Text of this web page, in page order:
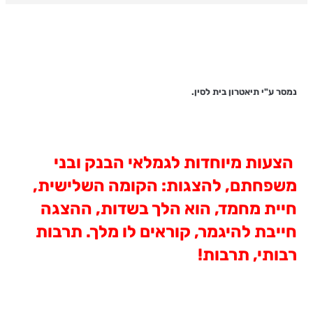
נמסר ע"י תיאטרון בית לסין.
הצעות מיוחדות לגמלאי הבנק ובני
משפחתם, להצגות: הקומה השלישית,
חיית מחמד, הוא הלך בשדות, ההצגה
חייבת להיגמר, קוראים לו מלך. תרבות
רבותי, תרבות!